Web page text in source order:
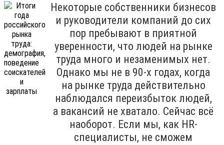
Некоторые собственники бизнесов
и руководители компаний до сих
пор пребывают в приятной
уверенности, что людей на рынке
труда много и незаменимых нет.
Однако мы не в 90-х годах, когда
на рынке труда действительно
наблюдался переизбыток людей,
а вакансий не хватало. Сейчас всё
наоборот. Если мы, как HR-
специалисты, не сможем